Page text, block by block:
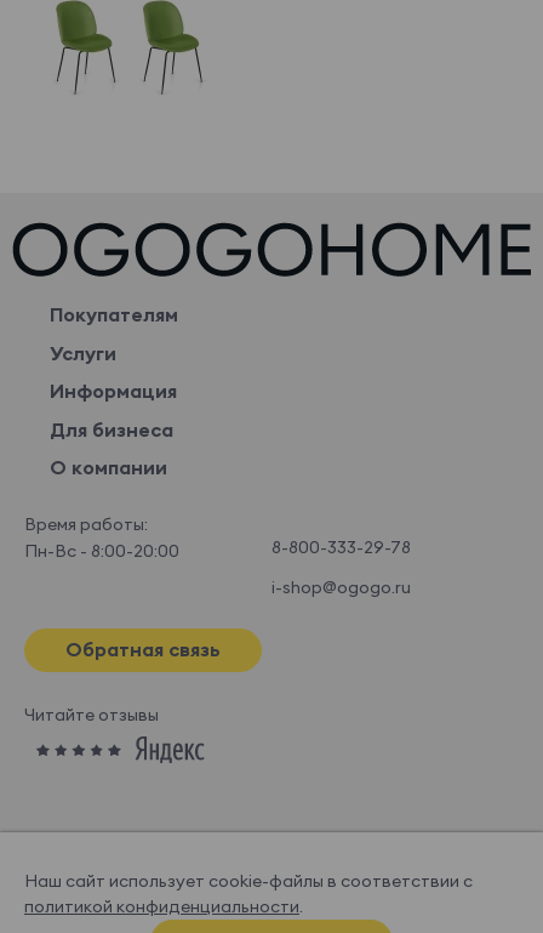
Покупателям
Услуги
Информация
Для бизнеса
О компании
Время работы:
Пн-Вс - 8:00-20:00
8-800-333-29-78
i-shop@ogogo.ru
Обратная связь
Читайте отзывы
© OGOGOHOME, 2026
Наш сайт использует cookie-файлы в соответствии с
политикой конфиденциальности.